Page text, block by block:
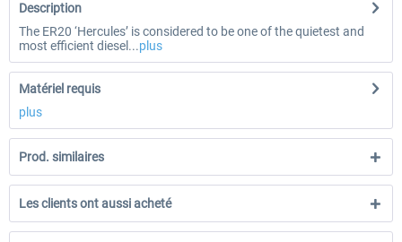
Description
The ER20 ‘Hercules’ is considered to be one of the quietest and
most efficient diesel...plus
Matériel requis
plus
Prod. similaires
Les clients ont aussi acheté